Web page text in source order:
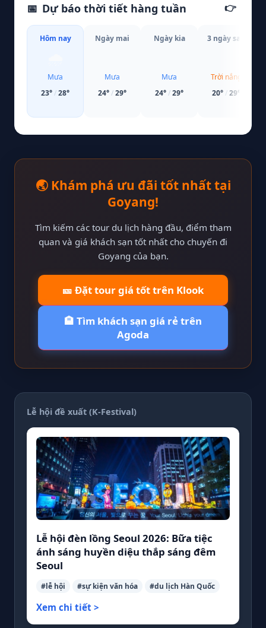
📅 Dự báo thời tiết hàng tuần 👉
Hôm nay
Mưa
23°/28°
Ngày mai
Mưa
24°/29°
Ngày kia
Mưa
24°/29°
3 ngày sau
Trời nắng
20° /29°
🌏 Khám phá ưu đãi tốt nhất tại
Goyang!
Tìm kiếm các tour du lịch hàng đầu, điểm tham
quan và giá khách sạn tốt nhất cho chuyến đi
Goyang của bạn.
🎫 Đặt tour giá tốt trên Klook
🏨 Tìm khách sạn giá rẻ trên
Agoda
Lễ hội đề xuất (K-Festival)
Lễ hội đèn lồng Seoul 2026: Bữa tiệc
ánh sáng huyền diệu thắp sáng đêm
Seoul
#lễ hội #sự kiện văn hóa #du lịch Hàn Quốc
Xem chi tiết >